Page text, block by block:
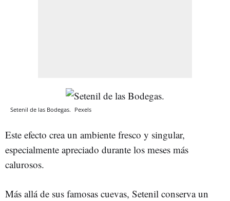
Setenil de las Bodegas. Pexels
Este efecto crea un ambiente fresco y singular,
especialmente apreciado durante los meses más
calurosos.
Más allá de sus famosas cuevas, Setenil conserva un